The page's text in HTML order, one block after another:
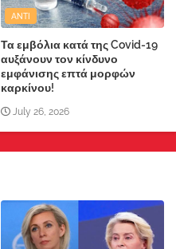
ANTI
Τα εμβόλια κατά της Covid-19
αυξάνουν τον κίνδυνο
εμφάνισης επτά μορφών
καρκίνου!
July 26, 2026